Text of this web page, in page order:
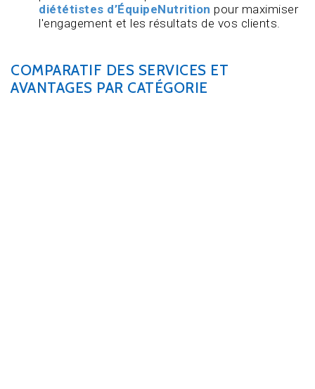
diététistes d’ÉquipeNutrition pour maximiser
l'engagement et les résultats de vos clients.
COMPARATIF DES SERVICES ET
AVANTAGES PAR CATÉGORIE